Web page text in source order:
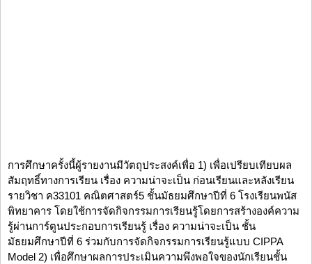
การศึกษาครั้งนี้ผู้รายงานมีวัตถุประสงค์เพื่อ 1) เพื่อเปรียบเทียบผล
สัมฤทธิ์ทางการเรียน เรื่อง ความน่าจะเป็น ก่อนเรียนและหลังเรียน
รายวิชา ค33101 คณิตศาสตร์5 ชั้นมัธยมศึกษาปีที่ 6 โรงเรียนพนัส
พิทยาคาร โดยใช้การจัดกิจกรรมการเรียนรู้โดยการสร้างองค์ความ
รู้ผ่านการ์ตูนประกอบการเรียนรู้ เรื่อง ความน่าจะเป็น ชั้น
มัธยมศึกษาปีที่ 6 ร่วมกับการจัดกิจกรรมการเรียนรู้แบบ CIPPA
Model 2) เพื่อศึกษาผลการประเมินความพึงพอใจของนักเรียนชั้น